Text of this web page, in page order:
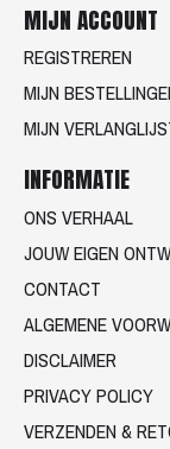
MIJN ACCOUNT
REGISTREREN
MIJN
MIJN
INFORMATIE
ONS VERHAAL
JOUW EIGEN
CONTACT
ALGEMENE
DISCLAIMER
PRIVACY POLICY
VERZENDEN &